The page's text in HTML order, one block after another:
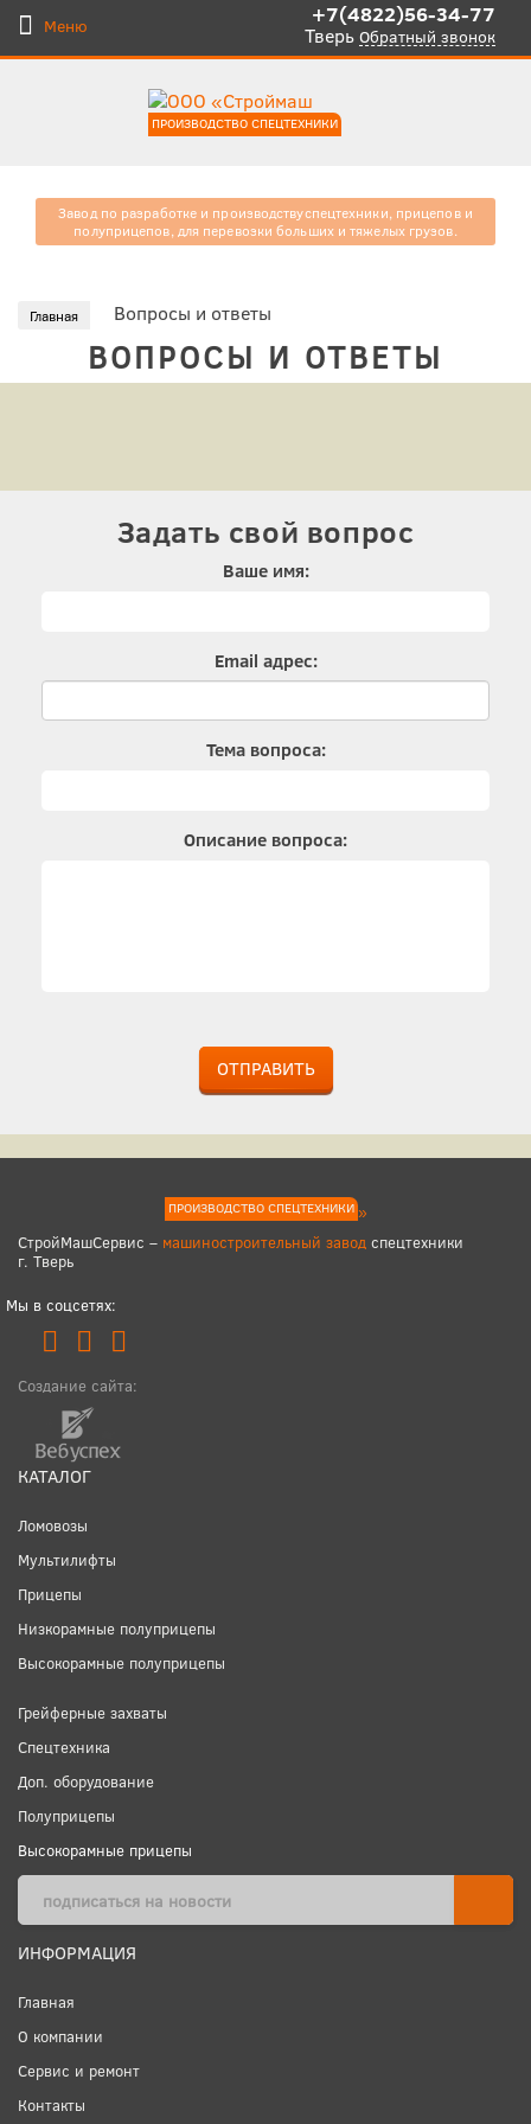
Меню +7(4822)56-34-77
Тверь Обратный звонок
ПРОИЗВОДСТВО СПЕЦТЕХНИКИ
Завод по разработке и производствуспецтехники, прицепов и
полуприцепов, для перевозки больших и тяжелыхгрузов.
Главная Вопросы и ответы
ВОПРОСЫ И ОТВЕТЫ
Задать свой вопрос
Ваше имя:
Email адрес:
Тема вопроса:
Описание вопроса:
ОТПРАВИТЬ
ПРОИЗВОДСТВО СПЕЦТЕХНИКИ
СтройМашСервис – машиностроительный завод спецтехники
г. Тверь
Мы в соцсетях:
Создание сайта:
КАТАЛОГ
Ломовозы
Мультилифты
Прицепы
Низкорамные полуприцепы
Высокорамные полуприцепы
Грейферные захваты
Спецтехника
Доп. оборудование
Полуприцепы
Высокорамные прицепы
ИНФОРМАЦИЯ
Главная
О компании
Сервис и ремонт
Контакты